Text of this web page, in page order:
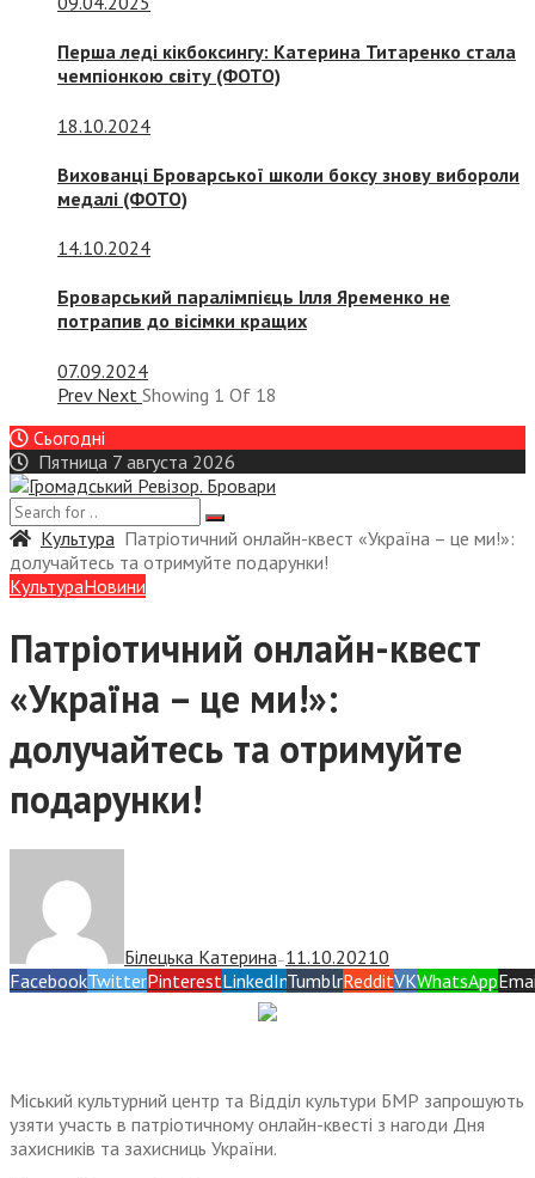
Перша леді кікбоксингу: Катерина Титаренко стала
чемпіонкою світу (ФОТО)
18.10.2024
Вихованці Броварської школи боксу знову вибороли
медалі (ФОТО)
14.10.2024
Броварський паралімпієць Ілля Яременко не
потрапив до вісімки кращих
07.09.2024
Prev Next Showing 1 Of 18
Сьогодні
Пятница 7 августа 2026
Культура Патріотичний онлайн-квест «Україна – це ми!»:
долучайтесь та отримуйте подарунки!
КультураНовини
Патріотичний онлайн-квест
«Україна – це ми!»:
долучайтесь та отримуйте
подарунки!
Білецька Катерина— 11.10.20210
FacebookTwitterPinterestLinkedInTumblrRedditVKWhatsApp
Міський культурний центр та Відділ культури БМР запрошують
узяти участь в патріотичному онлайн-квесті з нагоди Дня
захисників та захисниць України.